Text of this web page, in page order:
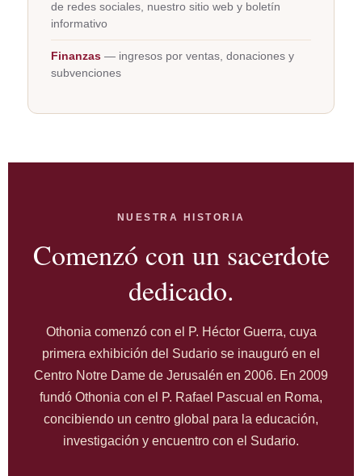
de redes sociales, nuestro sitio web y boletín
informativo
Finanzas — ingresos por ventas, donaciones y
subvenciones
NUESTRA HISTORIA
Comenzó con un sacerdote
dedicado.
Othonia comenzó con el P. Héctor Guerra, cuya
primera exhibición del Sudario se inauguró en el
Centro Notre Dame de Jerusalén en 2006. En 2009
fundó Othonia con el P. Rafael Pascual en Roma,
concibiendo un centro global para la educación,
investigación y encuentro con el Sudario.